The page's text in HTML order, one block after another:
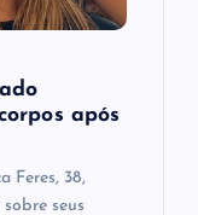
após
Feres, 38,
seus